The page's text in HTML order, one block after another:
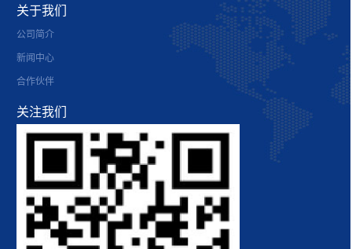
关于我们
公司简介
新闻中心
合作伙伴
关注我们